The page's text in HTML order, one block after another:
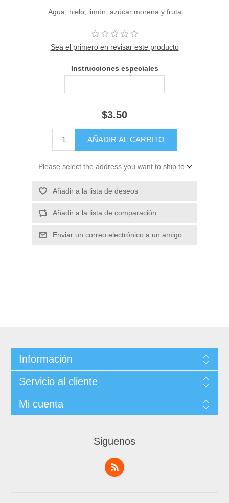
Agua, hielo, limón, azúcar morena y fruta
Sea el primero en revisar este producto
Instrucciones especiales
$3.50
Please select the address you want to ship to
Información
Servicio al cliente
Mi cuenta
Siguenos